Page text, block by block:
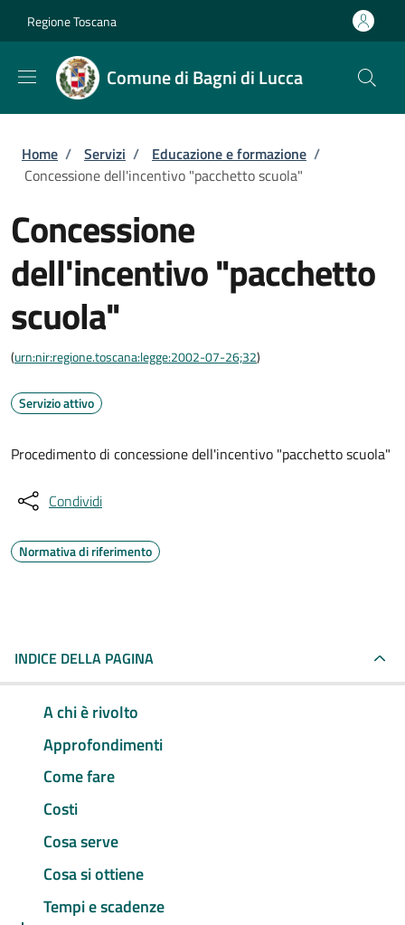
Regione Toscana
Comune di Bagni di Lucca
Briciole di pane
Home / Servizi / Educazione e formazione /
Concessione dell'incentivo "pacchetto scuola"
Concessione
dell'incentivo "pacchetto
scuola"
(urn:nir:regione.toscana:legge:2002-07-26;32)
Servizio attivo
Procedimento di concessione dell'incentivo "pacchetto scuola"
Condividi
Normativa di riferimento
INDICE DELLA PAGINA
A chi è rivolto
Approfondimenti
Come fare
Costi
Cosa serve
Cosa si ottiene
Tempi e scadenze